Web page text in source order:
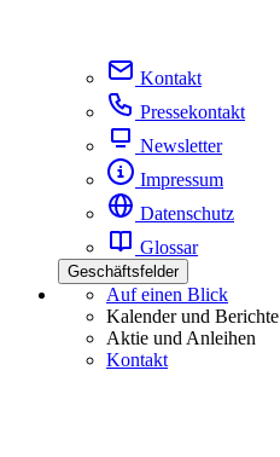
Kontakt
Pressekontakt
Newsletter
Impressum
Datenschutz
Glossar
Geschäftsfelder
Auf einen Blick
Kalender und Berichte
Aktie und Anleihen
Kontakt